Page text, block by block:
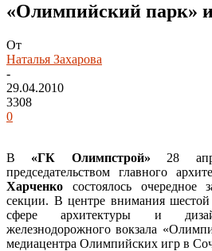
«Олимпийский парк»
От
Наталья Захарова
-
29.04.2010
3308
0
В «ГК Олимпстрой» 28
председательством главного
Харченко состоялось очередное
секции. В центре внимания шестой
сфере архитектуры и
железнодорожного вокзала
медиацентра Олимпийских игр в